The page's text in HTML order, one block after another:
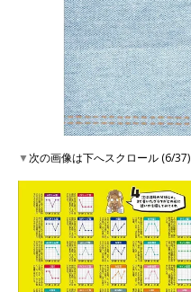
▼次の画像は下へスクロール (6/37)